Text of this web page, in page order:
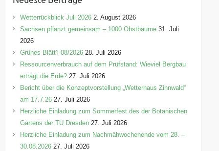
g
o
r
e
n
Wetterrückblick Juli 2026 2. August 2026
Sachsen pflanzt gemeinsam – 1000 Obstbäume 31. Juli
2026
Grünes Blätt’l 08/2026 28. Juli 2026
Ressourcenverbrauch auf dem Prüfstand: Wieviel Bergbau
erträgt die Erde? 27. Juli 2026
Bericht über die Konzeptvorstellung „Wetterhaus Zinnwald“
am 17.7.26 27. Juli 2026
Herzliche Einladung zum Sommerfest des der Botanischen
Gartens der TU Dresden 27. Juli 2026
Herzliche Einladung zum Nachmähwochenende vom 28. –
30.08.2026 27. Juli 2026